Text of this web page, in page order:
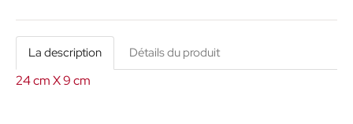
La description Détails du produit
24 cm X 9 cm